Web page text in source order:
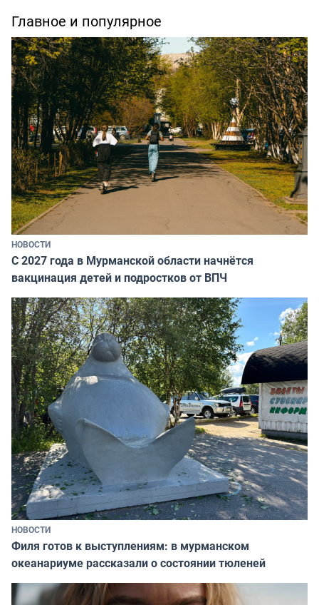
Главное и популярное
НОВОСТИ
С 2027 года в Мурманской области начнётся
вакцинация детей и подростков от ВПЧ
НОВОСТИ
Филя готов к выступлениям: в мурманском
океанариуме рассказали о состоянии тюленей